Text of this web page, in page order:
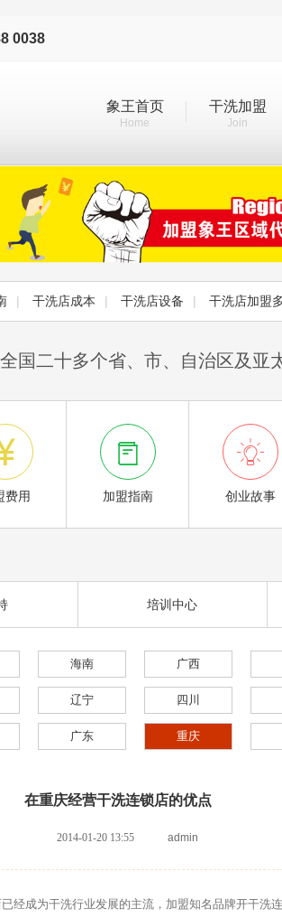
0038
象王首页
Home
干洗加盟
Join
| 干洗店成本 | 干洗店设备 | 干洗店加盟
国二十多个省、市、自治区及
费用

加盟指南

创业故事
培训中心
海南 广西
辽宁 四川
广东 重庆
在重庆经营干洗连锁店的优点
2014-01-20 13:55 admin
成为干洗行业发展的主流，加盟知名品牌开干洗